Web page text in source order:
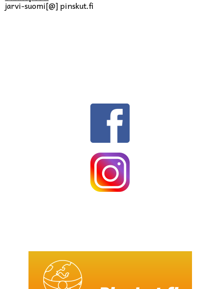
jarvi-suomi[@] pinskut.fi